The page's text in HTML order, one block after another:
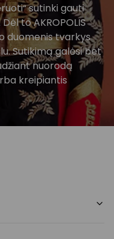
sutinki gauti
to AKROPOLIS
duomenis tvarkys
Sutikimą galėsi bet
nuorodą
kreipiantis